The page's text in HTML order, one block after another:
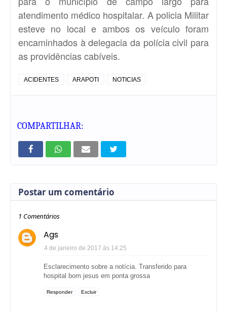
atendimento médico hospitalar. A policia Militar
esteve no local e ambos os veículo foram
encaminhados à delegacia da polícia civil para
as providências cabíveis.
ACIDENTES ARAPOTI NOTICIAS
COMPARTILHAR:
Postar um comentário
1 Comentários
Ags
4 de janeiro de 2017 às 14:25
Esclarecimento sobre a notícia. Transferido para
hospital bom jesus em ponta grossa
Responder Excluir